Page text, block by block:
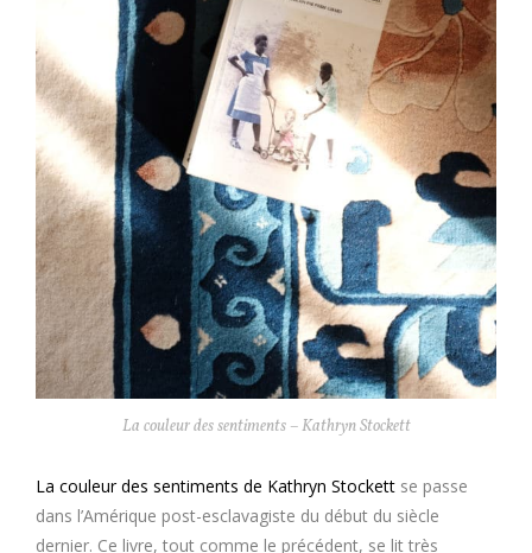
La couleur des sentiments – Kathryn Stockett
La couleur des sentiments de Kathryn Stockett se passe
dans l’Amérique post-esclavagiste du début du siècle
dernier. Ce livre, tout comme le précédent, se lit très